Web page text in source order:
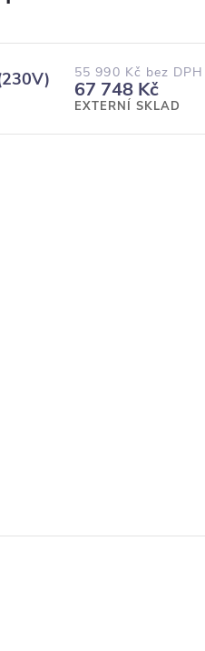
55 990 Kč bez DPH
67 748 Kč
EXTERNÍ SKLAD